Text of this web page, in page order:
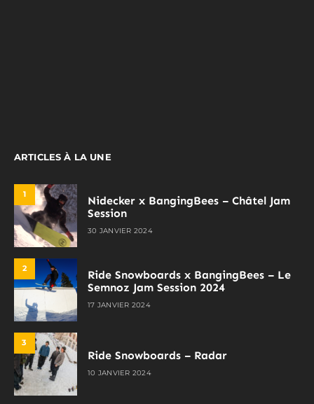
ARTICLES À LA UNE
1
Nidecker x BangingBees – Châtel Jam
Session
30 JANVIER 2024
2
Ride Snowboards x BangingBees – Le
Semnoz Jam Session 2024
17 JANVIER 2024
3
Ride Snowboards – Radar
10 JANVIER 2024